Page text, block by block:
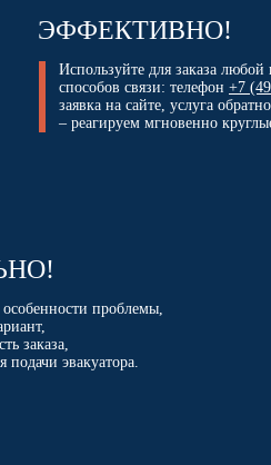
ЭФФЕКТИВНО!
Используйте для заказа
способов связи: телефон +7
заявка на сайте, услуга
– реагируем мгновенно
проблемы,
заказа,
подачи эвакуатора.